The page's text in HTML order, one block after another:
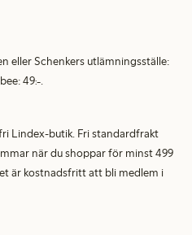
eller Schenkers utlämningsställe:
49:-.
Lindex-butik. Fri standardfrakt
när du shoppar för minst 499
är kostnadsfritt att bli medlem i